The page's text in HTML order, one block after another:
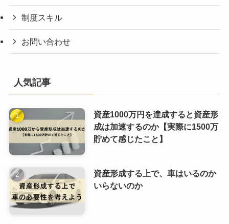
制度スキル
お問い合わせ
人気記事
資産1000万円を達成すると資産形
成は加速するのか【実際に1500万
貯めて感じたこと】
資産形成する上で、車はいるのか
いらないのか